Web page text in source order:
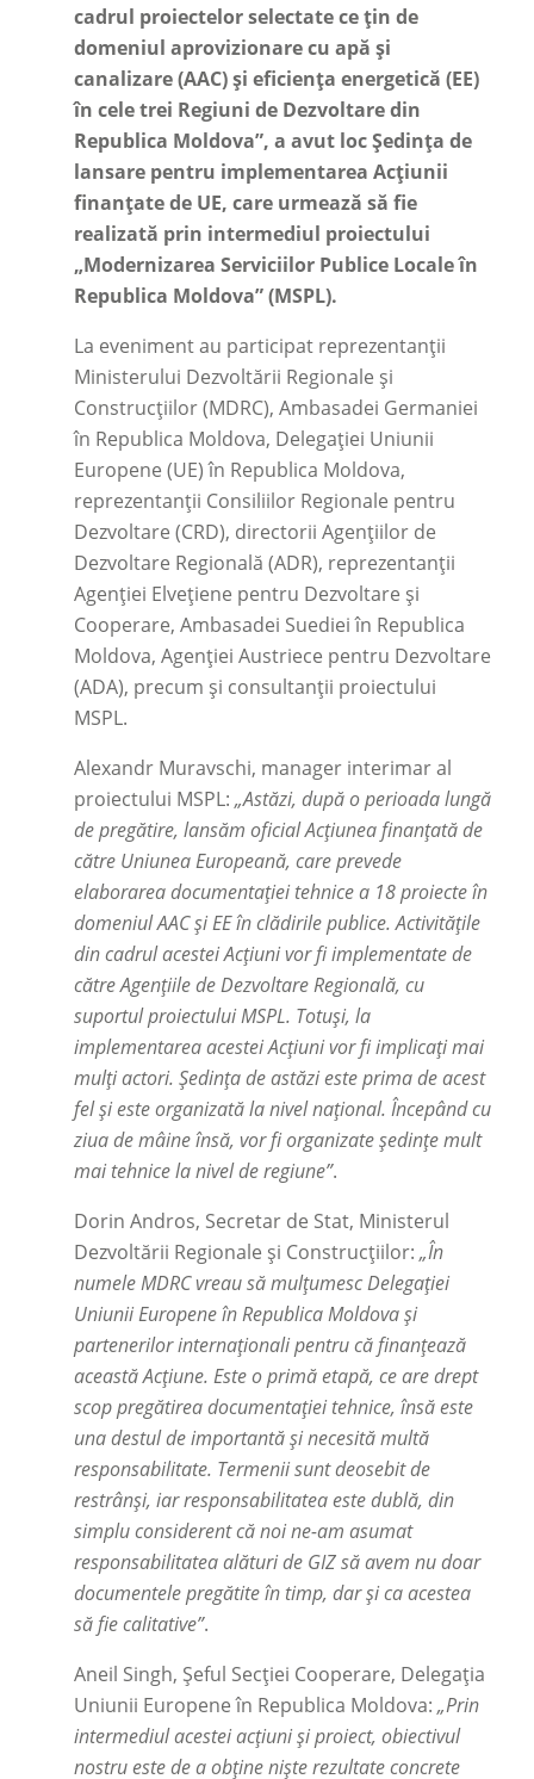
cadrul proiectelor selectate ce țin de
domeniul aprovizionare cu apă și
canalizare (AAC) și eficiența energetică (EE)
în cele trei Regiuni de Dezvoltare din
Republica Moldova”, a avut loc Ședința de
lansare pentru implementarea Acțiunii
finanțate de UE, care urmează să fie
realizată prin intermediul proiectului
„Modernizarea Serviciilor Publice Locale în
Republica Moldova” (MSPL).
La eveniment au participat reprezentanții
Ministerului Dezvoltării Regionale și
Construcțiilor (MDRC), Ambasadei Germaniei
în Republica Moldova, Delegației Uniunii
Europene (UE) în Republica Moldova,
reprezentanții Consiliilor Regionale pentru
Dezvoltare (CRD), directorii Agențiilor de
Dezvoltare Regională (ADR), reprezentanții
Agenției Elvețiene pentru Dezvoltare și
Cooperare, Ambasadei Suediei în Republica
Moldova, Agenției Austriece pentru Dezvoltare
(ADA), precum și consultanții proiectului
MSPL.
Alexandr Muravschi, manager interimar al
proiectului MSPL: „Astăzi, după o perioada lungă
de pregătire, lansăm oficial Acțiunea finanțată de
către Uniunea Europeană, care prevede
elaborarea documentației tehnice a 18 proiecte în
domeniul AAC și EE în clădirile publice. Activitățile
din cadrul acestei Acțiuni vor fi implementate de
către Agențiile de Dezvoltare Regională, cu
suportul proiectului MSPL. Totuși, la
implementarea acestei Acțiuni vor fi implicați mai
mulți actori. Ședința de astăzi este prima de acest
fel și este organizată la nivel național. Începând cu
ziua de mâine însă, vor fi organizate ședințe mult
mai tehnice la nivel de regiune”.
Dorin Andros, Secretar de Stat, Ministerul
Dezvoltării Regionale și Construcțiilor: „În
numele MDRC vreau să mulțumesc Delegației
Uniunii Europene în Republica Moldova și
partenerilor internaționali pentru că finanțează
această Acțiune. Este o primă etapă, ce are drept
scop pregătirea documentației tehnice, însă este
una destul de importantă și necesită multă
responsabilitate. Termenii sunt deosebit de
restrânși, iar responsabilitatea este dublă, din
simplu considerent că noi ne-am asumat
responsabilitatea alături de GIZ să avem nu doar
documentele pregătite în timp, dar și ca acestea
să fie calitative”.
Aneil Singh, Șeful Secţiei Cooperare, Delegaţia
Uniunii Europene în Republica Moldova: „Prin
intermediul acestei acțiuni și proiect, obiectivul
nostru este de a obține niște rezultate concrete